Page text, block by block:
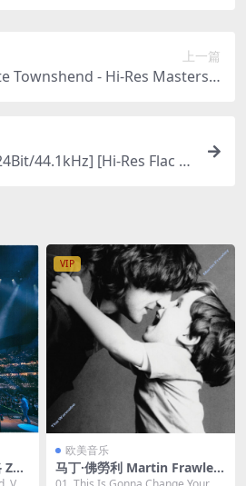
上一篇
Townshend - Hi-Res Masters 2
44.1kHz] [Hi-Res Flac 6
Ro
VIP
欧美音乐
马丁·佛勞利 Martin Frawley
- The Wannabe 2023 [24Bi